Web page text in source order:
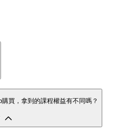
買，拿到的課程權益有不同嗎？